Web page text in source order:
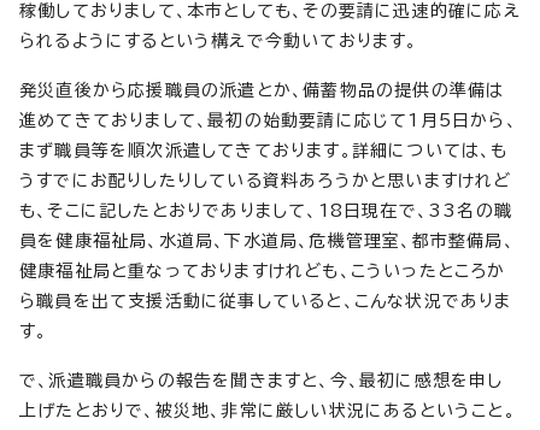
稼働しておりまして、本市としても、その要請に迅速的確に応え
られるようにするという構えで今動いております。
発災直後から応援職員の派遣とか、備蓄物品の提供の準備は
進めてきておりまして、最初の始動要請に応じて1月5日から、
まず職員等を順次派遣してきております。詳細については、も
うすでにお配りしたりしている資料あろうかと思いますけれど
も、そこに記したとおりでありまして、18日現在で、33名の職
員を健康福祉局、水道局、下水道局、危機管理室、都市整備局、
健康福祉局と重なっておりますけれども、こういったところか
ら職員を出て支援活動に従事していると、こんな状況でありま
す。
で、派遣職員からの報告を聞きますと、今、最初に感想を申し
上げたとおりで、被災地、非常に厳しい状況にあるということ。